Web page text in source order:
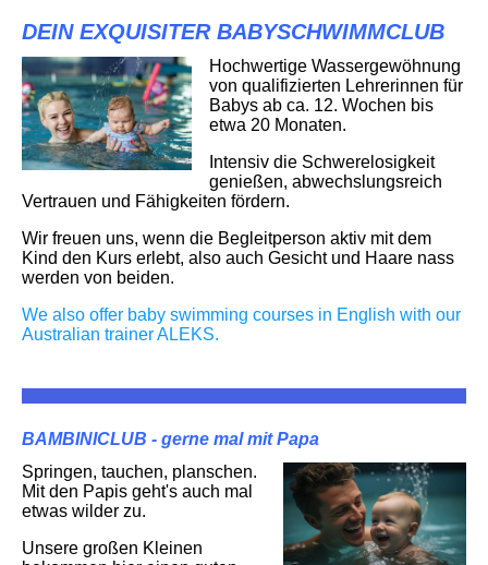
DEIN EXQUISITER BABYSCHWIMMCLUB
Hochwertige Wassergewöhnung
von qualifizierten Lehrerinnen für
Babys ab ca. 12. Wochen bis
etwa 20 Monaten.
Intensiv die Schwerelosigkeit
genießen, abwechslungsreich
Vertrauen und Fähigkeiten fördern.
Wir freuen uns, wenn die Begleitperson aktiv mit dem
Kind den Kurs erlebt, also auch Gesicht und Haare nass
werden von beiden.
We also offer baby swimming courses in English with our
Australian trainer ALEKS.
BAMBINICLUB - gerne mal mit Papa
Springen, tauchen, planschen.
Mit den Papis geht's auch mal
etwas wilder zu.
Unsere großen Kleinen